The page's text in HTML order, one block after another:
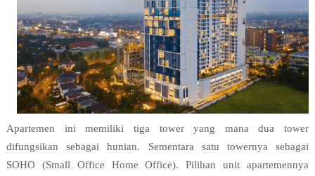
Apartemen ini memiliki tiga tower yang mana dua tower
difungsikan sebagai hunian. Sementara satu towernya sebagai
SOHO (Small Office Home Office). Pilihan unit apartemennya